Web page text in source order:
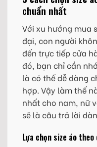
chuẩn nhất
Với xu hướng mua
đại, con người
đến trực tiếp cửa
đó, bạn chỉ cần
là có thể dễ dàng
hợp. Vậy làm thế
nhất cho nam, nữ
sẽ là câu trả lời
Lựa chọn size áo